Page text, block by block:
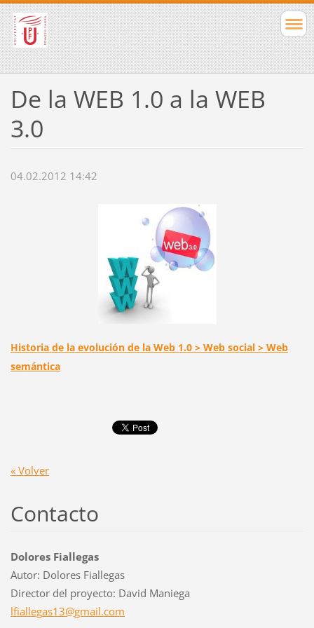
De la WEB 1.0 a la WEB
3.0
04.02.2012 14:42
Historia de la evolución de la Web 1.0 > Web social > Web
semántica
« Volver
Contacto
Dolores Fiallegas
Autor: Dolores Fiallegas
Director del proyecto: David Maniega
lfiallegas13@gmail.com